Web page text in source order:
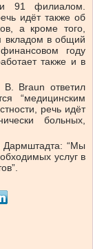
91 филиалом.
идёт также об
а кроме того,
вкладом в общий
году
также и в
B. Braun ответил
“медицинским
речь идёт
больных,
Дармштадта: “Мы
услуг в